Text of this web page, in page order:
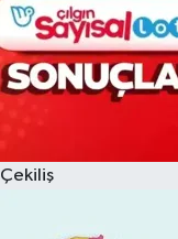
Çekiliş